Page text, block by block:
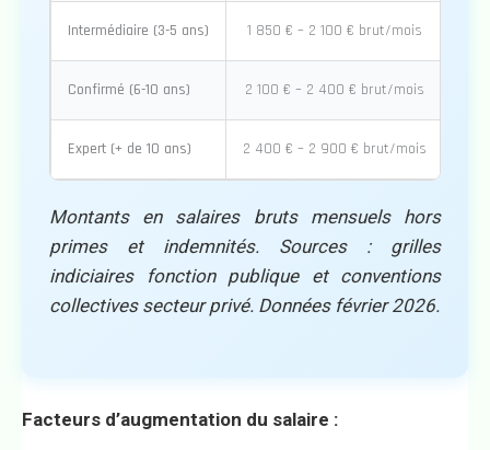
Intermédiaire (3-5 ans) 1 850 € – 2 100 € brut/mois
Confirmé (6-10 ans) 2 100 € – 2 400 € brut/mois
Expert (+ de 10 ans) 2 400 € – 2 900 € brut/mois
Montants en salaires bruts mensuels hors
primes et indemnités. Sources : grilles
indiciaires fonction publique et conventions
collectives secteur privé. Données février 2026.
Facteurs d’augmentation du salaire :